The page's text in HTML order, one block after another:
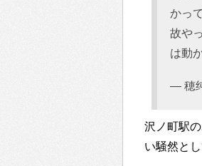
かっ
故や
は動
— 穂
沢ノ町駅
い騒然と